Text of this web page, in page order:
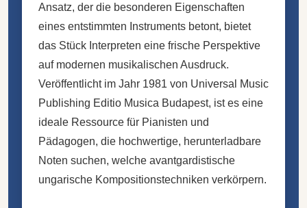
Ansatz, der die besonderen Eigenschaften
eines entstimmten Instruments betont, bietet
das Stück Interpreten eine frische Perspektive
auf modernen musikalischen Ausdruck.
Veröffentlicht im Jahr 1981 von Universal Music
Publishing Editio Musica Budapest, ist es eine
ideale Ressource für Pianisten und
Pädagogen, die hochwertige, herunterladbare
Noten suchen, welche avantgardistische
ungarische Kompositionstechniken verkörpern.